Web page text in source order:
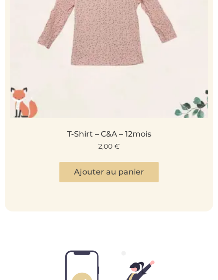
T-Shirt – C&A – 12mois
2,00 €
Ajouter au panier